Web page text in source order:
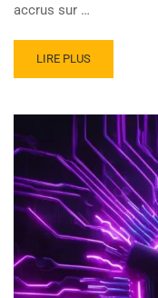
accrus sur …
READ
MORE
C’EST
UNE
COUCHE
ALPHA
ET
COMMENT
ON
L’UTILISE
LIRE PLUS